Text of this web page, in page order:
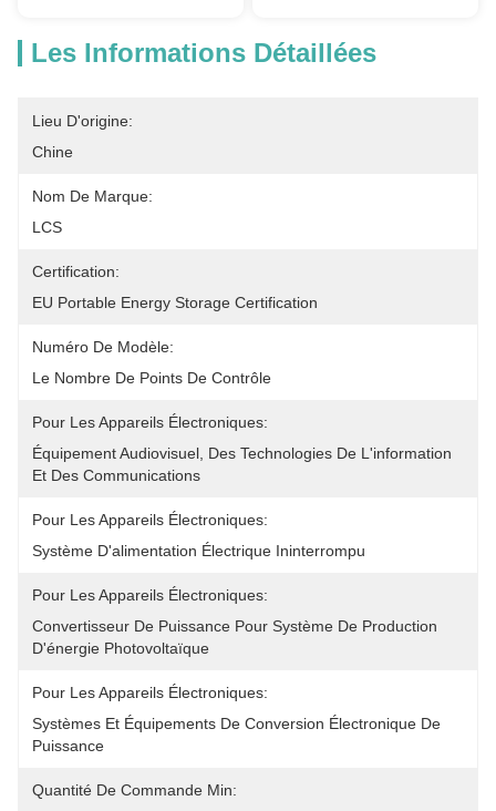
Les Informations Détaillées
Lieu D'origine:
Chine
Nom De Marque:
LCS
Certification:
EU Portable Energy Storage Certification
Numéro De Modèle:
Le Nombre De Points De Contrôle
Pour Les Appareils Électroniques:
Équipement Audiovisuel, Des Technologies De L'information
Et Des Communications
Pour Les Appareils Électroniques:
Système D'alimentation Électrique Ininterrompu
Pour Les Appareils Électroniques:
Convertisseur De Puissance Pour Système De Production
D'énergie Photovoltaïque
Pour Les Appareils Électroniques:
Systèmes Et Équipements De Conversion Électronique De
Puissance
Quantité De Commande Min: